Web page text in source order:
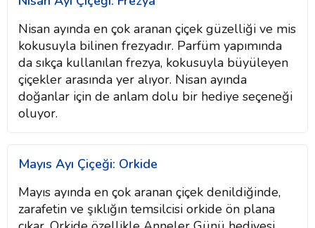
Nisan ayında en çok aranan çiçek güzelliği ve mis
kokusuyla bilinen frezyadır. Parfüm yapımında
da sıkça kullanılan frezya, kokusuyla büyüleyen
çiçekler arasında yer alıyor. Nisan ayında
doğanlar için de anlam dolu bir hediye seçeneği
oluyor.
Mayıs Ayı Çiçeği: Orkide
Mayıs ayında en çok aranan çiçek denildiğinde,
zarafetin ve şıklığın temsilcisi orkide ön plana